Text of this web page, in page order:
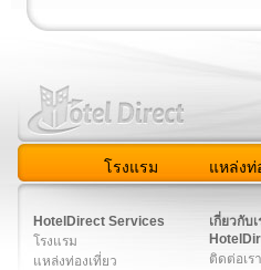
โรงแรม แหล่งท่
HotelDirect Services
โรงแรม
แหล่งท่องเที่ยว
เกี่ยวกับเ
ติดต่อเรา